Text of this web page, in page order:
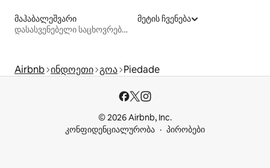
მაჰაბალეშვარი
დასასვენებელი საცხოვრებლები
მეტის ჩვენება
Airbnb ინდოეთი გოა Piedade
© 2026 Airbnb, Inc.
კონფიდენციალურობა
პირობები